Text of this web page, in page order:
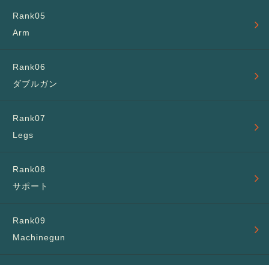
Arm
ダブルガン
Legs
サポート
Machinegun